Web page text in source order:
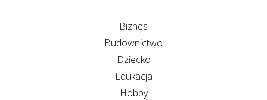
Biznes
Budownictwo
Dziecko
Edukacja
Hobby